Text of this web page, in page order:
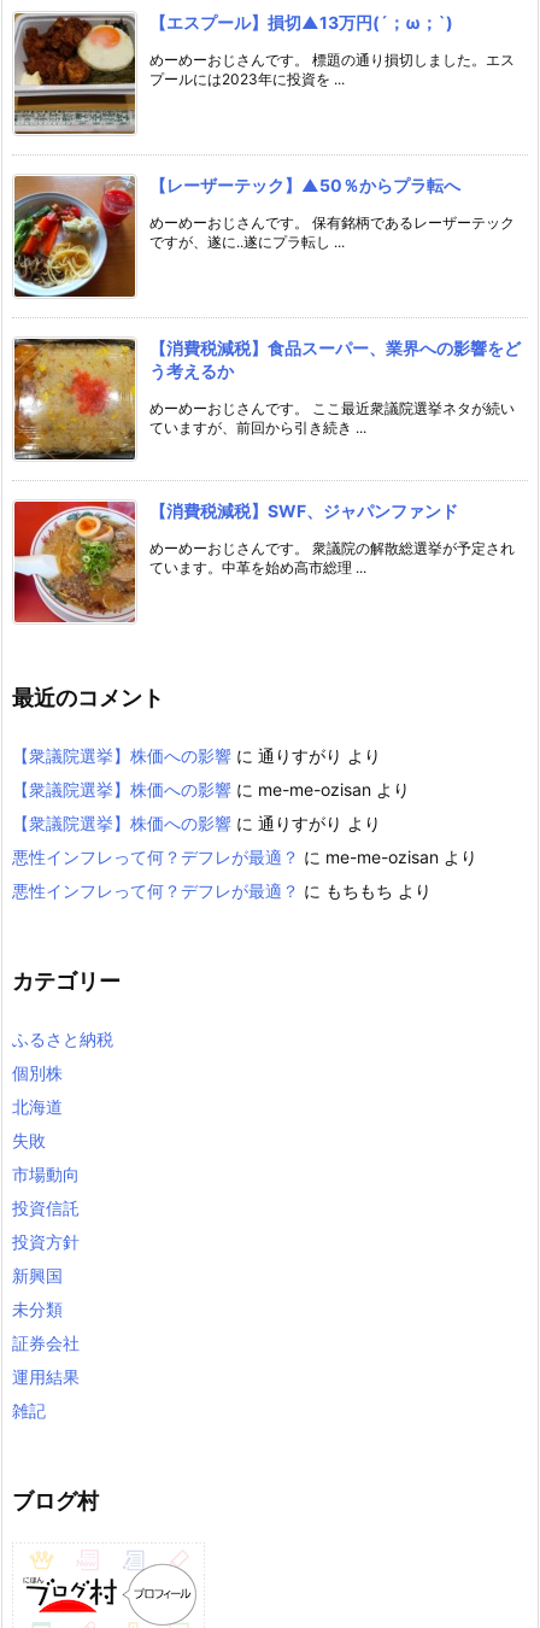
【エスプール】損切▲13万円(´；ω；`)
めーめーおじさんです。 標題の通り損切しました。エス
プールには2023年に投資を ...
【レーザーテック】▲50％からプラ転へ
めーめーおじさんです。 保有銘柄であるレーザーテック
ですが、遂に..遂にプラ転し ...
【消費税減税】食品スーパー、業界への影響をど
う考えるか
めーめーおじさんです。 ここ最近衆議院選挙ネタが続い
ていますが、前回から引き続き ...
【消費税減税】SWF、ジャパンファンド
めーめーおじさんです。 衆議院の解散総選挙が予定され
ています。中革を始め高市総理 ...
最近のコメント
【衆議院選挙】株価への影響 に 通りすがり より
【衆議院選挙】株価への影響 に me-me-ozisan より
【衆議院選挙】株価への影響 に 通りすがり より
悪性インフレって何？デフレが最適？ に me-me-ozisan より
悪性インフレって何？デフレが最適？ に もちもち より
カテゴリー
ふるさと納税
個別株
北海道
失敗
市場動向
投資信託
投資方針
新興国
未分類
証券会社
運用結果
雑記
ブログ村